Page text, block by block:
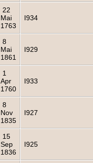
22
Mai
1763
I934
8
Mai
1861
I929
1
Apr
1760
I933
8
Nov
1835
I927
15
Sep
1836
I925